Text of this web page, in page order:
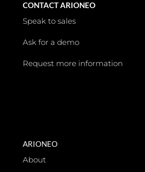
CONTACT ARIONEO
Speak to sales
Ask for a demo
Request more information
ARIONEO
About